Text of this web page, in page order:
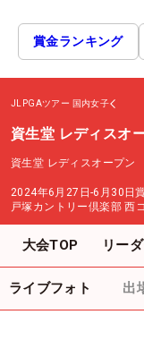
賞金ランキング
JLPGAツアー 国内女子
資生堂 レディスオ
資生堂 レディスオープン
2024年6月27日-6月30日
戸塚カントリー倶楽部 西
大会TOP リー
ライブフォト 出